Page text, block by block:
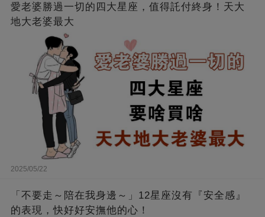
愛老婆勝過一切的四大星座，值得託付終身！天大
地大老婆最大
2025/05/22
「不要走～陪在我身邊～」12星座沒有『安全感』
的表現，快好好安撫他的心！